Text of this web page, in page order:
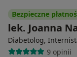
Bezpieczne
lek. Joanna
Diabetolog,
9 opinii